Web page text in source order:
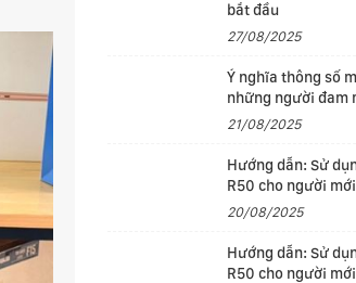
bắt đầu
27/08/2025
Ý nghĩa thông số
những người đam
21/08/2025
Hướng dẫn: Sử
R50 cho người
20/08/2025
Hướng dẫn: Sử
R50 cho người